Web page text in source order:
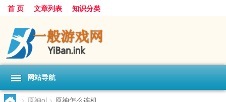
首 页 文章列表 知识分类
网站导航
> 原神ol > 原神怎么连机